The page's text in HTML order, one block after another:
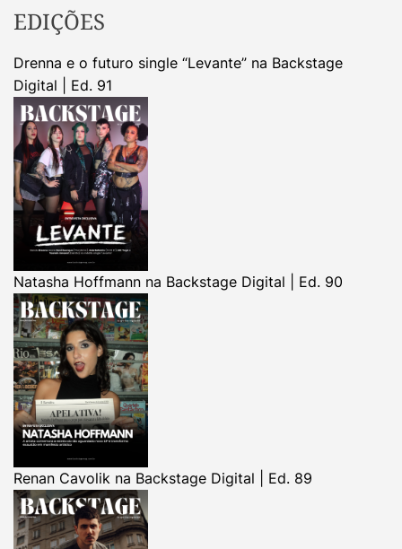
EDIÇÕES
Drenna e o futuro single “Levante” na Backstage
Digital | Ed. 91
Natasha Hoffmann na Backstage Digital | Ed. 90
Renan Cavolik na Backstage Digital | Ed. 89